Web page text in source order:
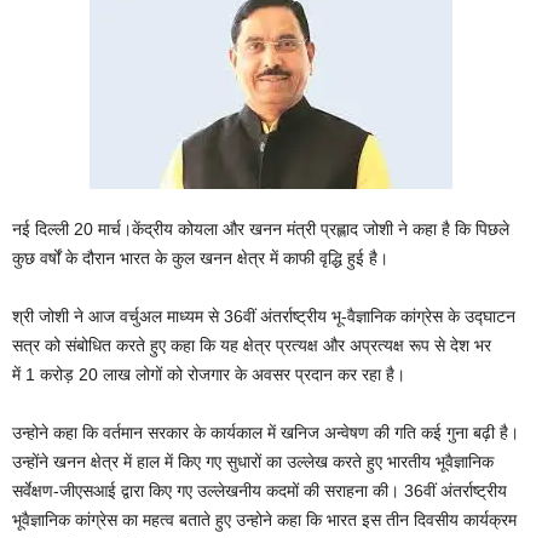
नई दिल्ली 20 मार्च।केंद्रीय कोयला और खनन मंत्री प्रह्लाद जोशी ने कहा है कि पिछले
कुछ वर्षों के दौरान भारत के कुल खनन क्षेत्र में काफी वृद्धि हुई है।
श्री जोशी ने आज वर्चुअल माध्‍यम से 36वीं अंतर्राष्ट्रीय भू-वैज्ञानिक कांग्रेस के उद्घाटन
सत्र को संबोधित करते हुए कहा कि यह क्षेत्र प्रत्यक्ष और अप्रत्यक्ष रूप से देश भर
में 1 करोड़ 20 लाख लोगों को रोजगार के अवसर प्रदान कर रहा है।
उन्होने कहा कि वर्तमान सरकार के कार्यकाल में खनिज अन्वेषण की गति कई गुना बढ़ी है।
उन्‍होंने खनन क्षेत्र में हाल में किए गए सुधारों का उल्‍लेख करते हुए भारतीय भूवैज्ञानिक
सर्वेक्षण-जीएसआई द्वारा किए गए उल्लेखनीय कदमों की सराहना की। 36वीं अंतर्राष्ट्रीय
भूवैज्ञानिक कांग्रेस का महत्व बताते हुए उन्होने कहा कि भारत इस तीन दिवसीय कार्यक्रम